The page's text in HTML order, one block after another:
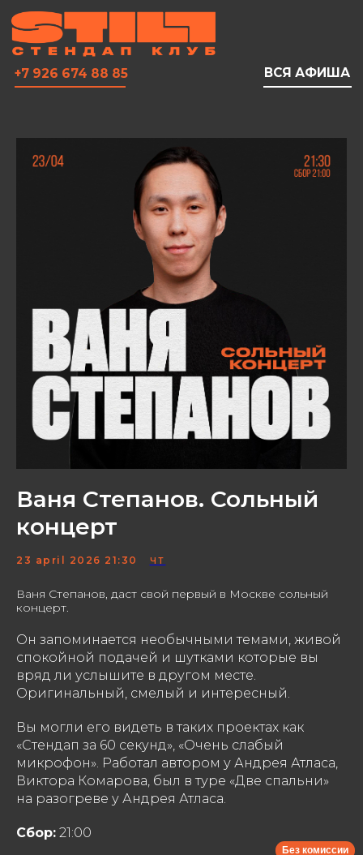
+7 926 674 88 85 ВСЯ АФИША
Ваня Степанов. Сольный
концерт
23 april 2026 21:30 ЧТ
Ваня Степанов, даст свой первый в Москве сольный
концерт.
Он запоминается необычными темами, живой
спокойной подачей и шутками которые вы
вряд ли услышите в другом месте.
Оригинальный, смелый и интересный.
Вы могли его видеть в таких проектах как
«Стендап за 60 секунд», «Очень слабый
микрофон». Работал автором у Андрея Атласа,
Виктора Комарова, был в туре «Две спальни»
на разогреве у Андрея Атласа.
Сбор: 21:00